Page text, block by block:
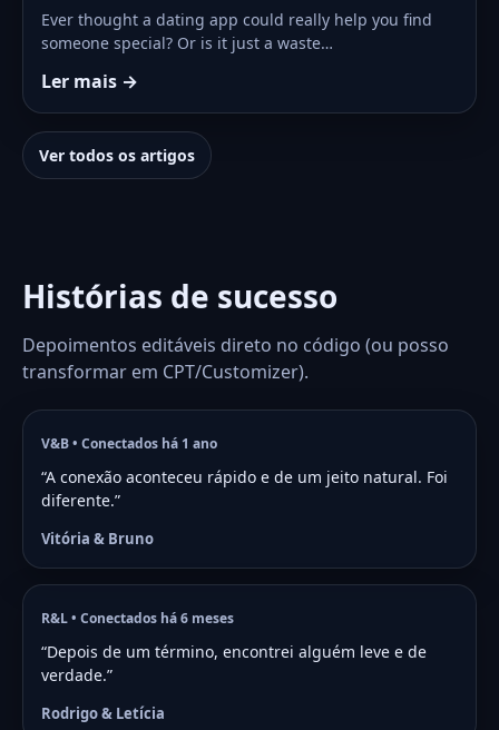
Ever thought a dating app could really help you find
someone special? Or is it just a waste…
Ler mais →
Ver todos os artigos
Histórias de sucesso
Depoimentos editáveis direto no código (ou posso
transformar em CPT/Customizer).
V&B • Conectados há 1 ano
“A conexão aconteceu rápido e de um jeito natural. Foi
diferente.”
Vitória & Bruno
R&L • Conectados há 6 meses
“Depois de um término, encontrei alguém leve e de
verdade.”
Rodrigo & Letícia